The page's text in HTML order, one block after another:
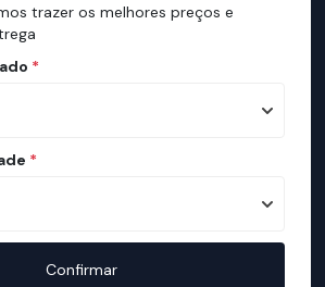
trazer os melhores preços e
*
*
Confirmar